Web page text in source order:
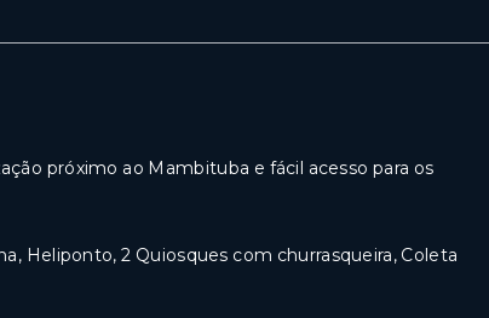
próximo ao Mambituba e fácil acesso para os
Heliponto, 2 Quiosques com churrasqueira, Coleta